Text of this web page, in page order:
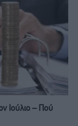
Ιούλιο – Πού